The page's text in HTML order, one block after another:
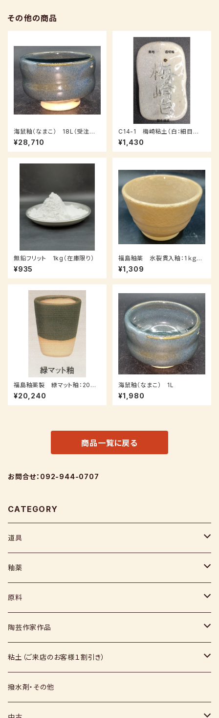
その他の商品
海鼠釉（なまこ） 18L（受注後、
7～14日後発送）
¥28,710
C14-1 梅崎粘土（白：細目
土）：１０ｋｇ
¥1,430
無鉛フリット 1kg（在庫限り）
¥935
福島釉薬 氷裂貫入釉：1ｋｇ
（受注後7～３０日後発送）
¥1,309
福島釉薬製 緑マット釉：20ｋｇ
（受注後7～３０日後発送）
¥20,240
海鼠釉（なまこ） 1L
¥1,980
商品一覧に戻る
お問合せ：092-944-0707
CATEGORY
道具
ヘラ
コテ
スポンジ
絵具
上絵具
下絵具
その他
釉薬
粉末
液体
福島釉薬
原料
媒溶剤・調整剤等
長石
硅石
その他（土・泥等）
陶芸作家作品
上野焼
薪窯（高鶴淳一先生）
堀田窯
小石原焼
鶴見窯
高取焼
粘土（ご来店のお客様１割引き）
信楽白土
信楽赤土
撥水剤・その他